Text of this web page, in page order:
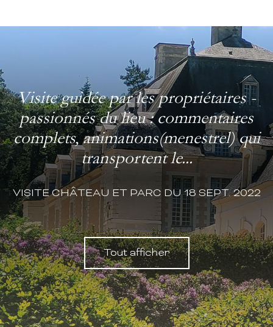
Visite guidée par les propriétaires -
passionnés du lieu : commentaires
complets, animations(menestrel) qui
transportent le...
VISITE CHÂTEAU ET PARC DU 18 SEPT. 2022
Tout afficher